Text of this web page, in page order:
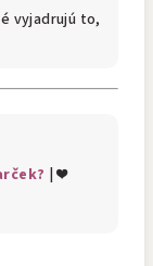
vyjadrujú to,
| ❤️